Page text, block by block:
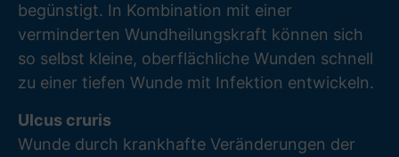
begünstigt. In Kombination mit einer
verminderten Wundheilungskraft können sich
so selbst kleine, oberflächliche Wunden schnell
zu einer tiefen Wunde mit Infektion entwickeln.
Ulcus cruris
Wunde durch krankhafte Veränderungen der